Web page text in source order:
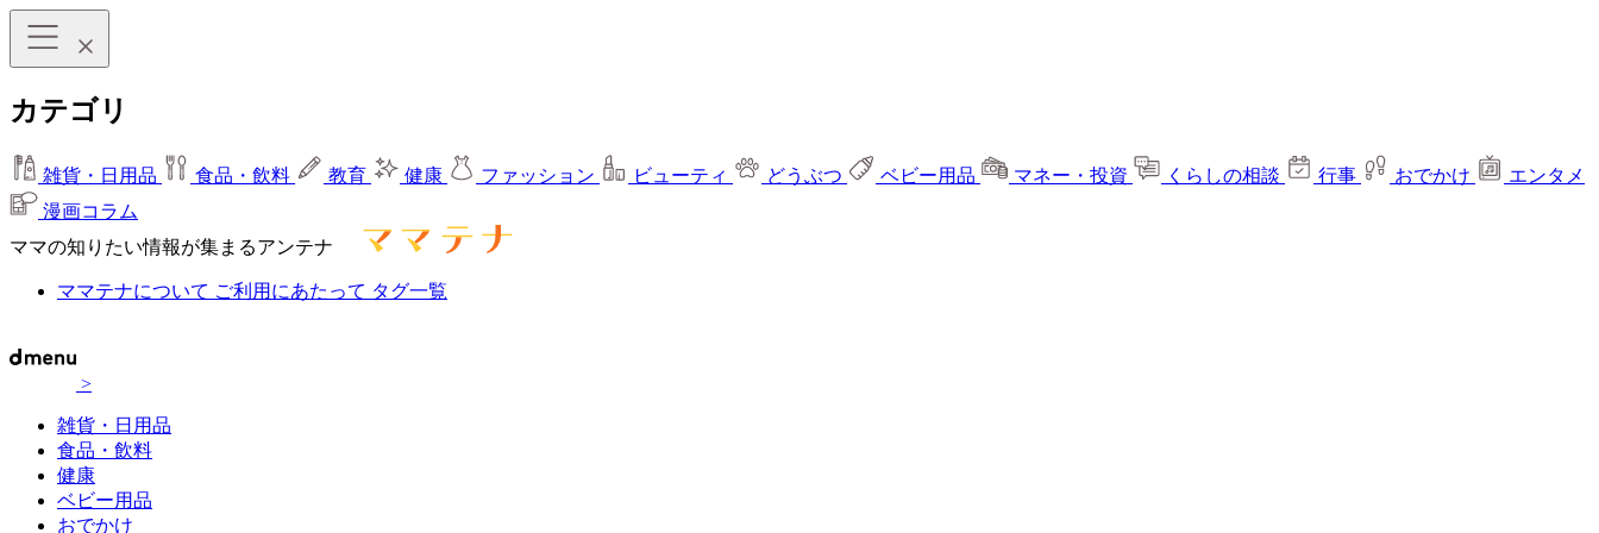
カテゴリ
雑貨・日用品 食品・飲料 教育 健康 ファッション ビューティ どうぶつ ベビー用品 マネー・投資 くらしの相談 行事 おでかけ
エンタメ
漫画コラム
ママの知りたい情報が集まるアンテナ
ママテナについて ご利用にあたって タグ一覧
>
雑貨・日用品
食品・飲料
健康
ベビー用品
おでかけ